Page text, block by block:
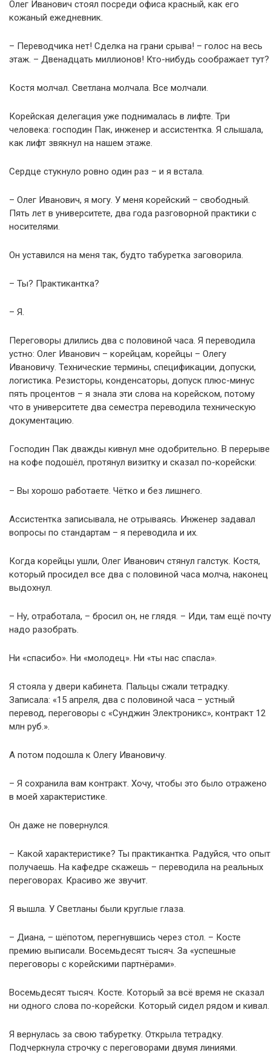
Олег Иванович стоял посреди офиса красный, как его
кожаный ежедневник.
– Переводчика нет! Сделка на грани срыва! – голос на весь
этаж. – Двенадцать миллионов! Кто-нибудь соображает тут?
Костя молчал. Светлана молчала. Все молчали.
Корейская делегация уже поднималась в лифте. Три
человека: господин Пак, инженер и ассистентка. Я слышала,
как лифт звякнул на нашем этаже.
Сердце стукнуло ровно один раз – и я встала.
– Олег Иванович, я могу. У меня корейский – свободный.
Пять лет в университете, два года разговорной практики с
носителями.
Он уставился на меня так, будто табуретка заговорила.
– Ты? Практикантка?
– Я.
Переговоры длились два с половиной часа. Я переводила
устно: Олег Иванович – корейцам, корейцы – Олегу
Ивановичу. Технические термины, спецификации, допуски,
логистика. Резисторы, конденсаторы, допуск плюс-минус
пять процентов – я знала эти слова на корейском, потому
что в университете два семестра переводила техническую
документацию.
Господин Пак дважды кивнул мне одобрительно. В перерыве
на кофе подошёл, протянул визитку и сказал по-корейски:
– Вы хорошо работаете. Чётко и без лишнего.
Ассистентка записывала, не отрываясь. Инженер задавал
вопросы по стандартам – я переводила и их.
Когда корейцы ушли, Олег Иванович стянул галстук. Костя,
который просидел все два с половиной часа молча, наконец
выдохнул.
– Ну, отработала, – бросил он, не глядя. – Иди, там ещё почту
надо разобрать.
Ни «спасибо». Ни «молодец». Ни «ты нас спасла».
Я стояла у двери кабинета. Пальцы сжали тетрадку.
Записала: «15 апреля, два с половиной часа – устный
перевод, переговоры с «Сунджин Электроникс», контракт 12
млн руб.».
А потом подошла к Олегу Ивановичу.
– Я сохранила вам контракт. Хочу, чтобы это было отражено
в моей характеристике.
Он даже не повернулся.
– Какой характеристике? Ты практикантка. Радуйся, что опыт
получаешь. На кафедре скажешь – переводила на реальных
переговорах. Красиво же звучит.
Я вышла. У Светланы были круглые глаза.
– Диана, – шёпотом, перегнувшись через стол. – Косте
премию выписали. Восемьдесят тысяч. За «успешные
переговоры с корейскими партнёрами».
Восемьдесят тысяч. Косте. Который за всё время не сказал
ни одного слова по-корейски. Который сидел рядом и кивал.
Я вернулась за свою табуретку. Открыла тетрадку.
Подчеркнула строчку с переговорами двумя линиями.